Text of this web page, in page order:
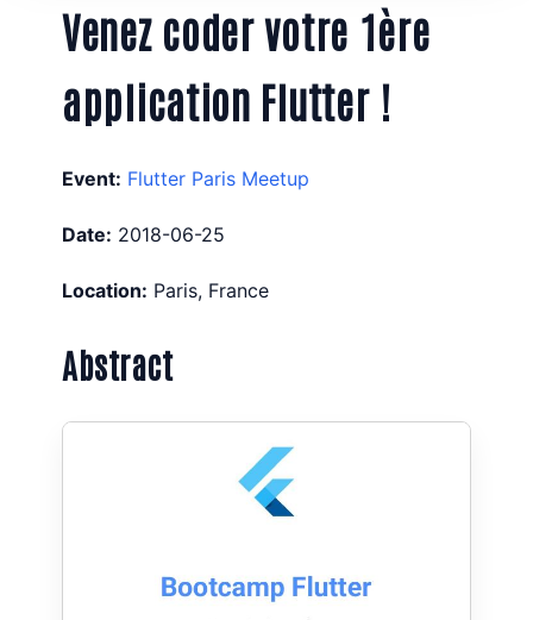
Venez coder votre 1ère
application Flutter !
Event: Flutter Paris Meetup
Date: 2018-06-25
Location: Paris, France
Abstract